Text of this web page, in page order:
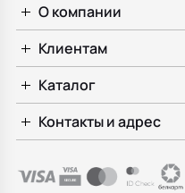
О компании
Клиентам
Каталог
Контакты и адрес